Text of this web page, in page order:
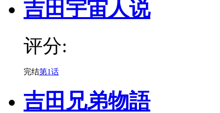
吉田宇宙人说
评分:
完结第1话
吉田兄弟物語